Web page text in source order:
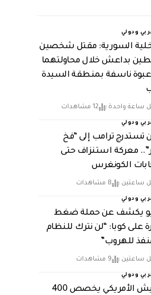
ودولي
السورية: مقتل شخصين
بداعش خلال محاولتهما
عبوة ناسفة بمنطقة السيدة
ساعة واحدة 12 مشاهدات
ودولي
تستدرج ترامب إلى “فخ
معركة استنزاف حتى
الكونغرس
ساعتين 8 مشاهدات
ودولي
يكشف عن حملة ضغط
على كوبا: “لن نترك للنظام
للهروب”
ساعتين 9 مشاهدات
ودولي
الجيش الأمريكي يخصص 400